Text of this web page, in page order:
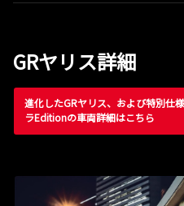
GRヤリス詳細
進化したGRヤリス、および特別仕
ラEditionの車両詳細はこちら